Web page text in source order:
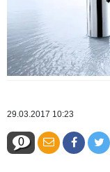
29.03.2017 10:23
0